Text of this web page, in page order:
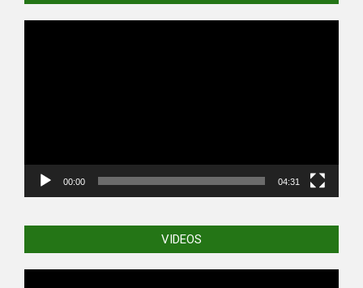
00:00 04:31
VIDEOS